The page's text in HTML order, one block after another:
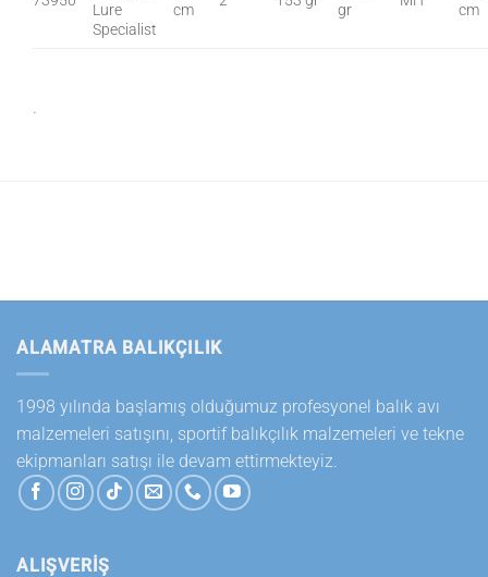
Lure
Specialist
cm
gr
cm
ALAMATRA BALIKÇILIK
1998 yılında başlamış olduğumuz profesyonel balık avı
malzemeleri satışını, sportif balıkçılık malzemeleri ve tekne
ekipmanları satışı ile devam ettirmekteyiz.
ALIŞVERİŞ